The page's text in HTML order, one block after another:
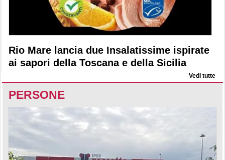
Rio Mare lancia due Insalatissime ispirate
ai sapori della Toscana e della Sicilia
Vedi tutte
PERSONE